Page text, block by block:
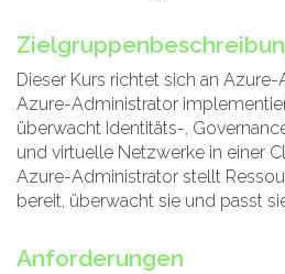
Dieser Kurs richtet sich an
Azure-Administrator
überwacht Identitäts-,
und virtuelle Netzwerke in einer
Azure-Administrator stellt
bereit, überwacht sie und passt
Anforderungen